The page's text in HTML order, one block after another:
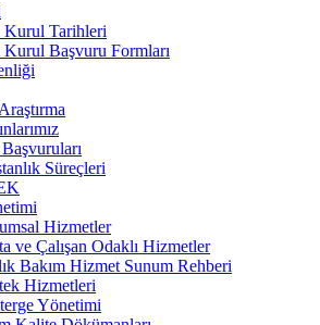
Kurul Tarihleri
Başvuru Formları
Süreçleri
Hizmetler
ve Çalışan Odaklı Hizmetler
Bakım Hizmet Sunum Rehberi
Hizmetleri
Yönetimi